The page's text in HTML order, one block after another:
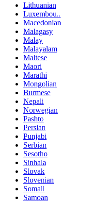
Lithuanian
Luxembou..
Macedonian
Malagasy
Malay
Malayalam
Maltese
Maori
Marathi
Mongolian
Burmese
Nepali
Norwegian
Pashto
Persian
Punjabi
Serbian
Sesotho
Sinhala
Slovak
Slovenian
Somali
Samoan